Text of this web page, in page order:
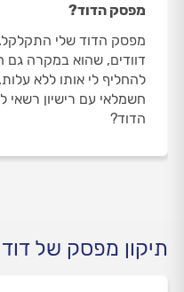
מפסק הדוד?
מפסק הדוד שלי
דוודים, שהוא במקרה גם
להחליף לי אותו ללא
חשמלאי עם רישיון
הדוד?
תיקון מפסק של